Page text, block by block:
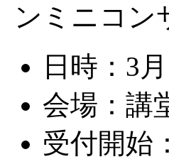
ンミニコン
日時：3
会場：講
受付開始